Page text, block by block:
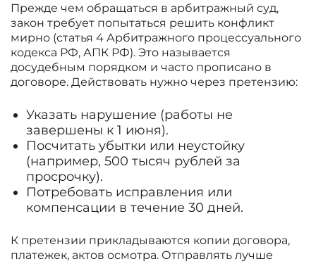
Прежде чем обращаться в арбитражный суд,
закон требует попытаться решить конфликт
мирно (статья 4 Арбитражного процессуального
кодекса РФ, АПК РФ). Это называется
досудебным порядком и часто прописано в
договоре. Действовать нужно через претензию:
Указать нарушение (работы не
завершены к 1 июня).
Посчитать убытки или неустойку
(например, 500 тысяч рублей за
просрочку).
Потребовать исправления или
компенсации в течение 30 дней.
К претензии прикладываются копии договора,
платежек, актов осмотра. Отправлять лучше